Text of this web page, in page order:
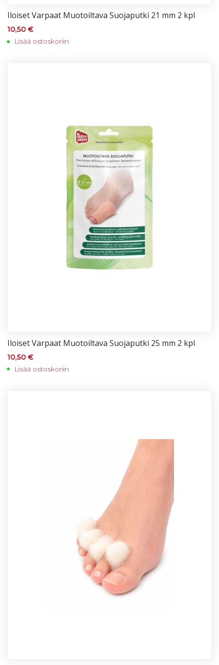
Iloi­set Var­paat Muo­toil­ta­va Suo­ja­put­ki 21 mm 2 kpl
10,50 €
Lisää ostoskoriin
Iloi­set Var­paat Muo­toil­ta­va Suo­ja­put­ki 25 mm 2 kpl
10,50 €
Lisää ostoskoriin